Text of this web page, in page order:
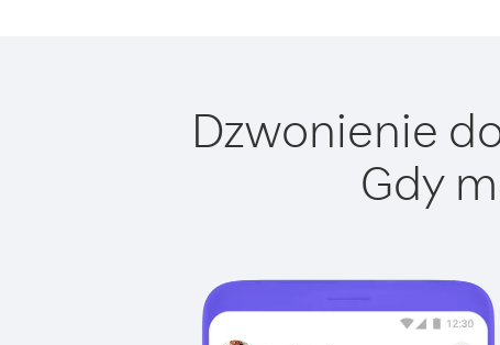
Dzwonienie
Gdy